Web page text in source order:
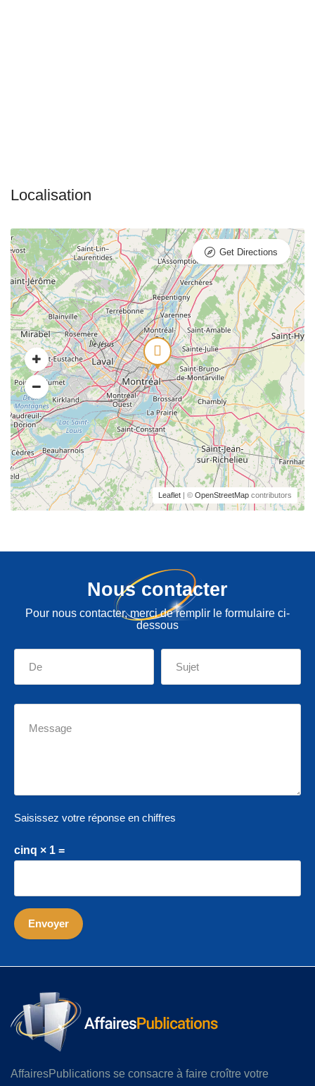
Leaflet | © OpenStreetMap contributors
Get Directions
Nous contacter
Pour nous contacter, merci de remplir le formulaire ci-
dessous
Saisissez votre réponse en chiffres
cinq × 1 =
AffairesPublications se consacre à faire croître votre